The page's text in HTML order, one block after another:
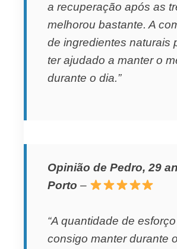
a recuperação após as
melhorou bastante. A
de ingredientes naturais
ter ajudado a manter o
durante o dia.”
Opinião de Pedro, 29
Porto –
“A quantidade de
consigo manter durante